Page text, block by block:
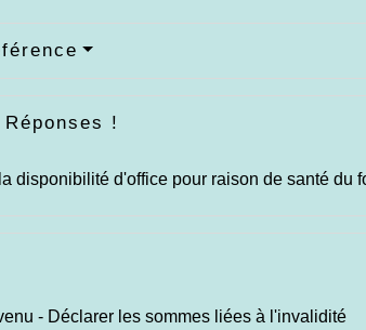
!
disponibilité d'office pour raison de santé du
- Déclarer les sommes liées à l'invalidité